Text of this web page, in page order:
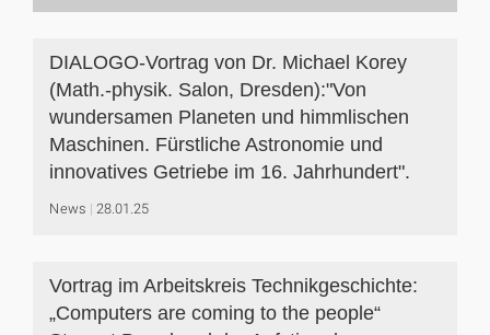
DIALOGO-Vortrag von Dr. Michael Korey
(Math.-physik. Salon, Dresden):"Von
wundersamen Planeten und himmlischen
Maschinen. Fürstliche Astronomie und
innovatives Getriebe im 16. Jahrhundert".
News 28.01.25
Vortrag im Arbeitskreis Technikgeschichte:
„Computers are coming to the people“